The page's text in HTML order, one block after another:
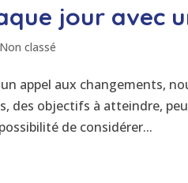
jour avec
Non classé
un appel aux changements,
des objectifs à atteindre,
de considérer...